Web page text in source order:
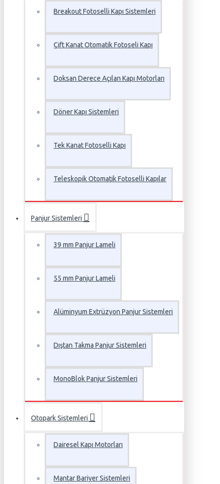
Breakout Fotoselli Kapı Sistemleri
Çift Kanat Otomatik Fotoseli Kapı
Doksan Derece Açılan Kapı Motorları
Döner Kapı Sistemleri
Tek Kanat Fotoselli Kapı
Teleskopik Otomatik Fotoselli Kapılar
Panjur Sistemleri
39 mm Panjur Lameli
55 mm Panjur Lameli
Alüminyum Extrüzyon Panjur Sistemleri
Dıştan Takma Panjur Sistemleri
MonoBlok Panjur Sistemleri
Otopark Sistemleri
Dairesel Kapı Motorları
Mantar Bariyer Sistemleri